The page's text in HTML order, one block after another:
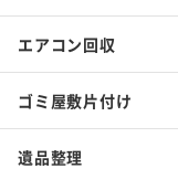
エアコン回収
ゴミ屋敷片付け
遺品整理